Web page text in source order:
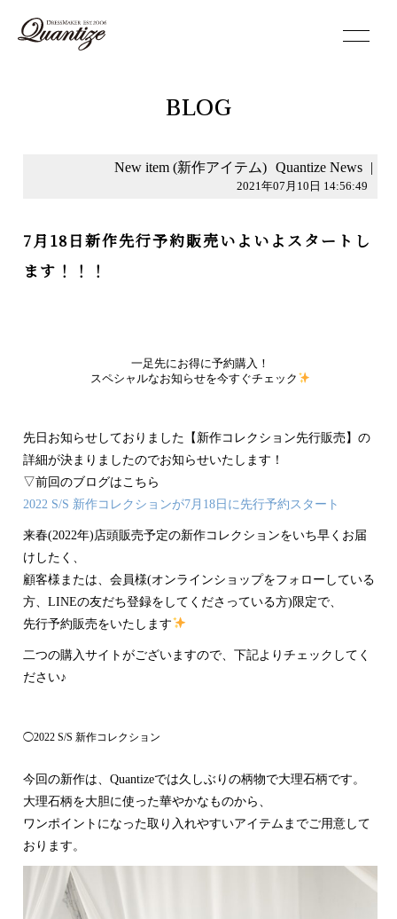
BLOG
New item (新作アイテム) Quantize News |
2021年07月10日 14:56:49
7月18日新作先行予約販売いよいよスタートし
ます！！！
一足先にお得に予約購入！
スペシャルなお知らせを今すぐチェック
先日お知らせしておりました【新作コレクション先行販売】の
詳細が決まりましたのでお知らせいたします！
▽前回のブログはこちら
2022 S/S 新作コレクションが7月18日に先行予約スタート
来春(2022年)店頭販売予定の新作コレクションをいち早くお届
けしたく、
顧客様または、会員様(オンラインショップをフォローしている
方、LINEの友だち登録をしてくださっている方)限定で、
先行予約販売をいたします
二つの購入サイトがございますので、下記よりチェックしてく
ださい♪
◯2022 S/S 新作コレクション
今回の新作は、Quantizeでは久しぶりの柄物で大理石柄です。
大理石柄を大胆に使った華やかなものから、
ワンポイントになった取り入れやすいアイテムまでご用意して
おります。